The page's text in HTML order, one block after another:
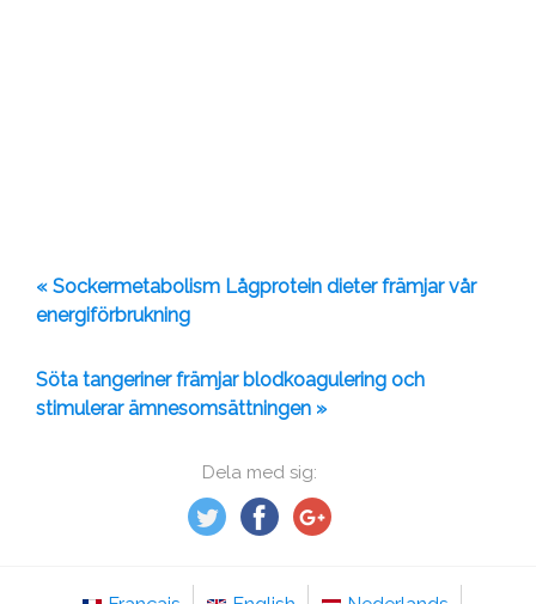
Dela med sig:
« Sockermetabolism Lågprotein dieter främjar vår
energiförbrukning
Söta tangeriner främjar blodkoagulering och
stimulerar ämnesomsättningen »